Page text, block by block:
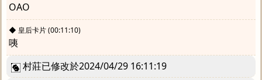
OAO
◆ 皇后卡片(00:11:10)
咦
村莊已修改於2024/04/29 16:11:19